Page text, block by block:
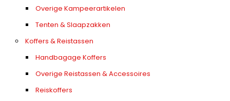
Overige Kampeerartikelen
Tenten & Slaapzakken
Koffers & Reistassen
Handbagage Koffers
Overige Reistassen & Accessoires
Reiskoffers